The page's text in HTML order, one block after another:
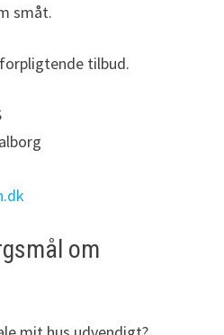
småt.
tilbud.
om